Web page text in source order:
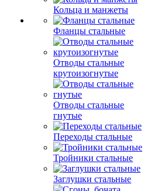
Кольца и манжеты
Фланцы стальные
Отводы стальные
крутоизогнутые
Отводы стальные
гнутые
Переходы стальные
Тройники стальные
Заглушки стальные